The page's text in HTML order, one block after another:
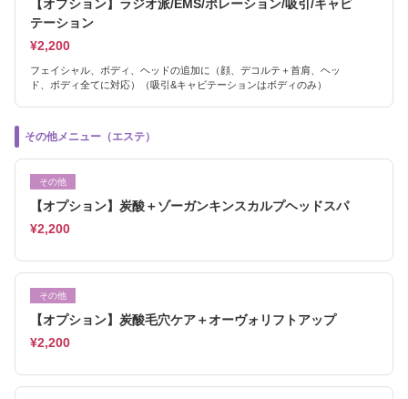
【オプション】ラジオ派/EMS/ポレーション/吸引/キャビ
テーション
¥2,200
フェイシャル、ボディ、ヘッドの追加に（顔、デコルテ＋首肩、ヘッ
ド、ボディ全てに対応）（吸引&キャビテーションはボディのみ）
その他メニュー（エステ）
その他
【オプション】炭酸＋ゾーガンキンスカルプヘッドスパ
¥2,200
その他
【オプション】炭酸毛穴ケア＋オーヴォリフトアップ
¥2,200